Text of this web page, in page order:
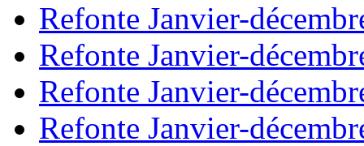
Refonte Janvier-
Refonte Janvier-
Refonte Janvier-
Refonte Janvier-